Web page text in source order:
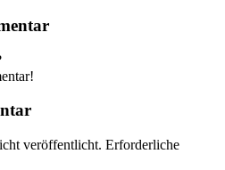
veröffentlicht. Erforderliche